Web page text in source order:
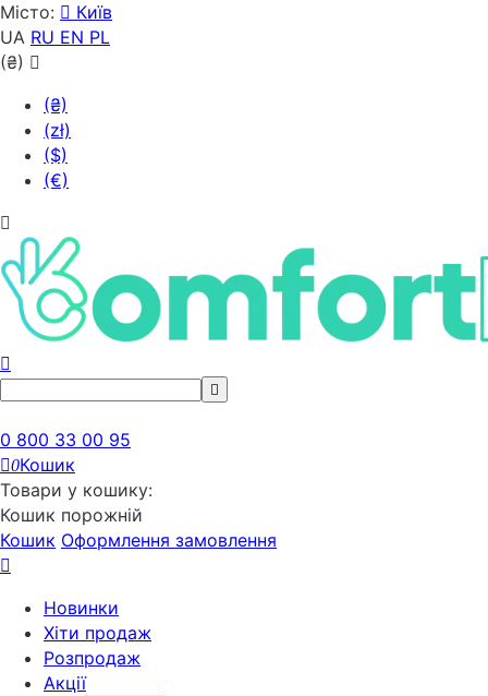
Місто:
Київ
UA RU EN PL
(₴)
(₴)
(zł)
($)
(€)
0 800 33 00 95
0Кошик
Товари у кошику:
Кошик порожній
Кошик Оформлення замовлення
Новинки
Хіти продаж
Розпродаж
Акції